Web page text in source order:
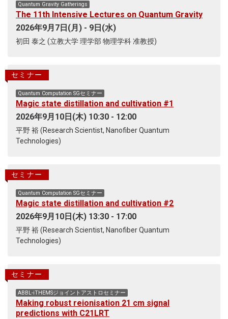
Quantum Gravity Gatherings
The 11th Intensive Lectures on Quantum Gravity
2026年9月7日(月) - 9日(水)
初田 泰之 (立教大学 理学部 物理学科 准教授)
セミナー
Quantum Computation SGセミナー
Magic state distillation and cultivation #1
2026年9月10日(木) 10:30 - 12:00
平野 裕 (Research Scientist, Nanofiber Quantum
Technologies)
セミナー
Quantum Computation SGセミナー
Magic state distillation and cultivation #2
2026年9月10日(木) 13:30 - 17:00
平野 裕 (Research Scientist, Nanofiber Quantum
Technologies)
セミナー
ABBL-iTHEMSジョイントアストロセミナー
Making robust reionisation 21 cm signal
predictions with C21LRT